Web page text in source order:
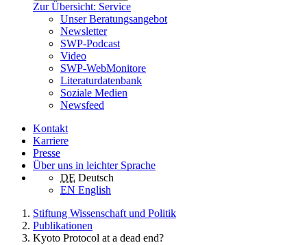
Zur Übersicht: Service
Unser Beratungsangebot
Newsletter
SWP-Podcast
Video
SWP-WebMonitore
Literaturdatenbank
Soziale Medien
Newsfeed
Kontakt
Karriere
Presse
Über uns in leichter Sprache
DE Deutsch
EN English
Stiftung Wissenschaft und Politik
Publikationen
Kyoto Protocol at a dead end?